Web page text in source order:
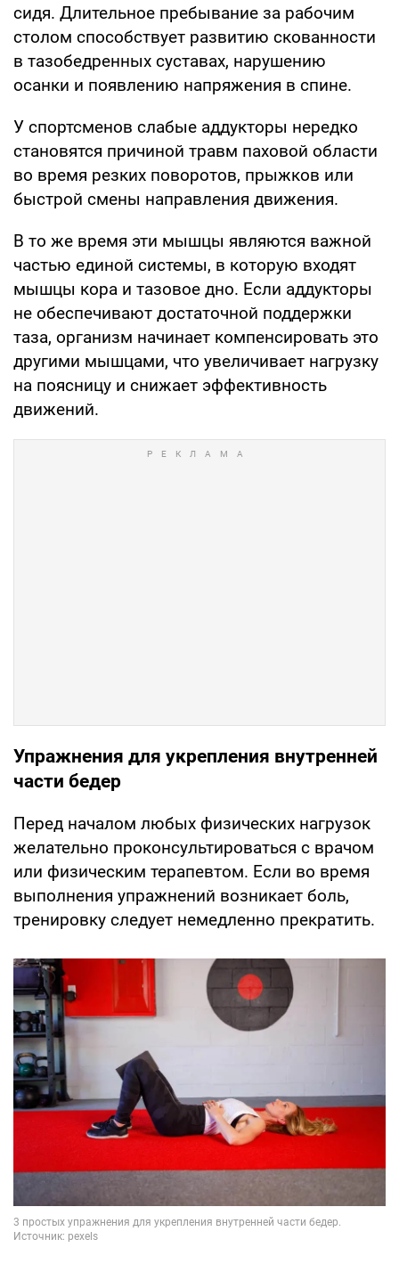
сидя. Длительное пребывание за рабочим
столом способствует развитию скованности
в тазобедренных суставах, нарушению
осанки и появлению напряжения в спине.
У спортсменов слабые аддукторы нередко
становятся причиной травм паховой области
во время резких поворотов, прыжков или
быстрой смены направления движения.
В то же время эти мышцы являются важной
частью единой системы, в которую входят
мышцы кора и тазовое дно. Если аддукторы
не обеспечивают достаточной поддержки
таза, организм начинает компенсировать это
другими мышцами, что увеличивает нагрузку
на поясницу и снижает эффективность
движений.
Упражнения для укрепления внутренней
части бедер
Перед началом любых физических нагрузок
желательно проконсультироваться с врачом
или физическим терапевтом. Если во время
выполнения упражнений возникает боль,
тренировку следует немедленно прекратить.